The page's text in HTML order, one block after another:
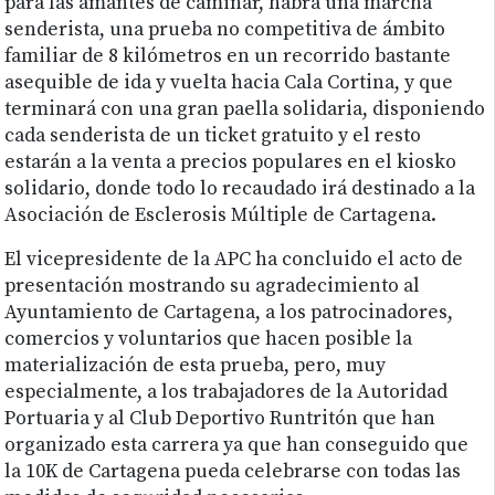
senderista, una prueba no competitiva de ámbito
familiar de 8 kilómetros en un recorrido bastante
asequible de ida y vuelta hacia Cala Cortina, y que
terminará con una gran paella solidaria, disponiendo
cada senderista de un ticket gratuito y el resto
estarán a la venta a precios populares en el kiosko
solidario, donde todo lo recaudado irá destinado a la
Asociación de Esclerosis Múltiple de Cartagena.
El vicepresidente de la APC ha concluido el acto de
presentación mostrando su agradecimiento al
Ayuntamiento de Cartagena, a los patrocinadores,
comercios y voluntarios que hacen posible la
materialización de esta prueba, pero, muy
especialmente, a los trabajadores de la Autoridad
Portuaria y al Club Deportivo Runtritón que han
organizado esta carrera ya que han conseguido que
la 10K de Cartagena pueda celebrarse con todas las